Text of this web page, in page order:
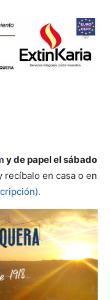
y de papel el sábado
recíbalo en casa o en